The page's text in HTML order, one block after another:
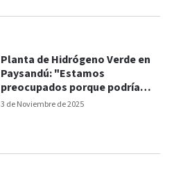
3 de Noviembre de 2025
Planta de Hidrógeno Verde en
Paysandú: "Estamos
preocupados porque podría
afectar la salud de la